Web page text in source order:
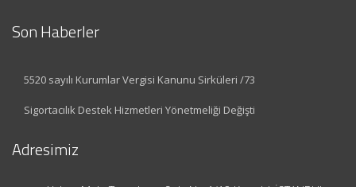
Son Haberler
5520 sayılı Kurumlar Vergisi Kanunu Sirküleri /73
Sigortacılık Destek Hizmetleri Yönetmeliği Değişti
Adresimiz